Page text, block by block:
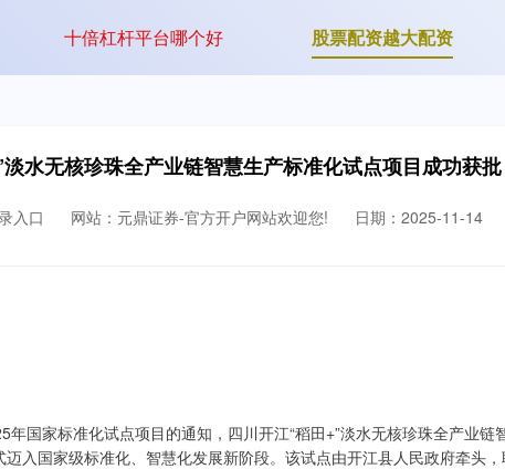
十倍杠杆平台哪个好 股票配资越大配资
水无核珍珠全产业链智慧生产标准化试点项目成功获批
入口 网站：元鼎证券-官方开户网站欢迎您!
日期：2025-11-14
国家标准化试点项目的通知，四川开江“稻田+”淡水无核珍珠全产业链
入国家级标准化、智慧化发展新阶段。该试点由开江县人民政府牵头